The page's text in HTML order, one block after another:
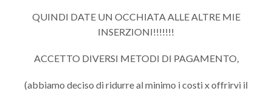
QUINDI DATE UN OCCHIATA ALLE ALTRE MIE
INSERZIONI!!!!!!!
ACCETTO DIVERSI METODI DI PAGAMENTO,
(abbiamo deciso di ridurre al minimo i costi x offrirvi il